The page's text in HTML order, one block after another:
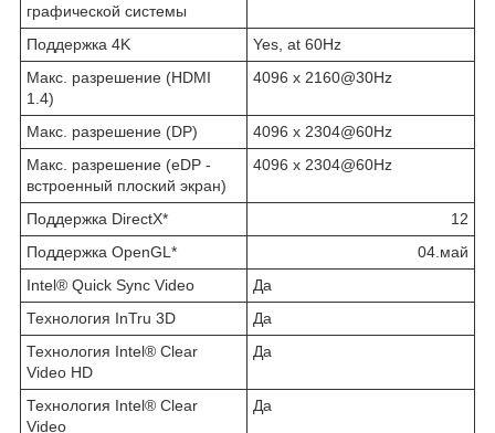
графической системы
Поддержка 4K
Yes, at 60Hz
Макс. разрешение (HDMI
1.4)
4096 x 2160@30Hz
Макс. разрешение (DP)
4096 x 2304@60Hz
Макс. разрешение (eDP -
встроенный плоский экран)
4096 x 2304@60Hz
Поддержка DirectX*
12
Поддержка OpenGL*
04.май
Intel® Quick Sync Video
Да
Технология InTru 3D
Да
Технология Intel® Clear
Video HD
Да
Технология Intel® Clear
Video
Да